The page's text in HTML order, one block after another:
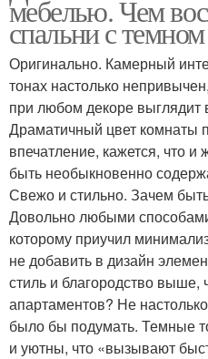
Мебели в интерьере
Шторы в спальню
Черная мебель
мебелью. Чем
спальни с
Оригинально. Камерный
тонах настолько
при любом декоре
Драматичный цвет комнаты
впечатление, кажется, что
быть необыкновенно
Свежо и стильно. Зачем
Довольно любыми
которому приучил
не добавить в дизайн
стиль и благородство
апартаментов? Не
было бы подумать. Темные
и уютны, что «вызывают